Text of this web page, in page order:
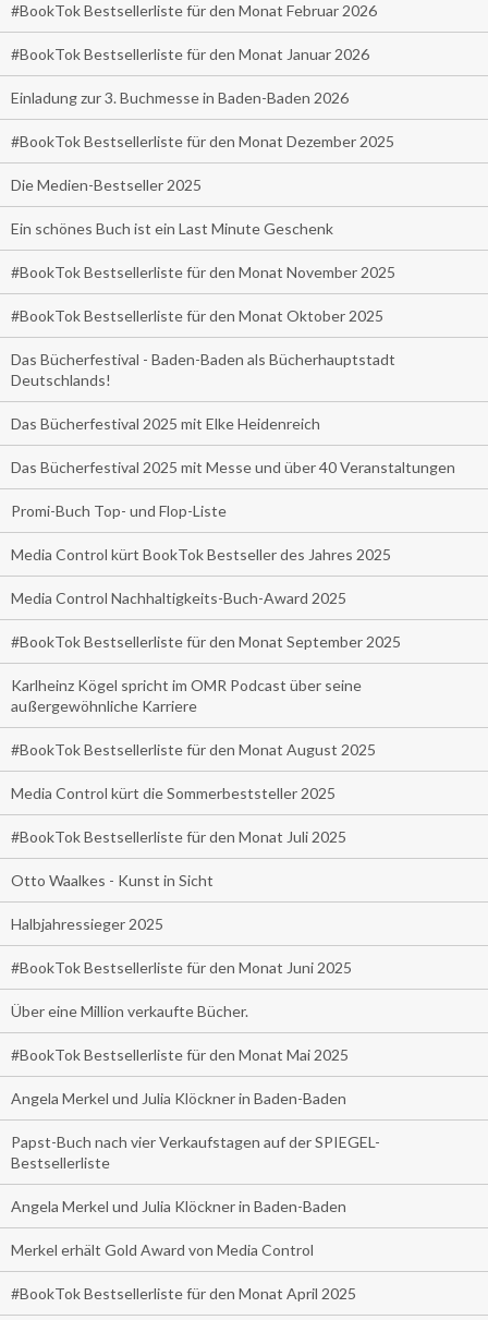
#BookTok Bestsellerliste für den Monat Februar 2026
#BookTok Bestsellerliste für den Monat Januar 2026
Einladung zur 3. Buchmesse in Baden-Baden 2026
#BookTok Bestsellerliste für den Monat Dezember 2025
Die Medien-Bestseller 2025
Ein schönes Buch ist ein Last Minute Geschenk
#BookTok Bestsellerliste für den Monat November 2025
#BookTok Bestsellerliste für den Monat Oktober 2025
Das Bücherfestival - Baden-Baden als Bücherhauptstadt
Deutschlands!
Das Bücherfestival 2025 mit Elke Heidenreich
Das Bücherfestival 2025 mit Messe und über 40 Veranstaltungen
Promi-Buch Top- und Flop-Liste
Media Control kürt BookTok Bestseller des Jahres 2025
Media Control Nachhaltigkeits-Buch-Award 2025
#BookTok Bestsellerliste für den Monat September 2025
Karlheinz Kögel spricht im OMR Podcast über seine
außergewöhnliche Karriere
#BookTok Bestsellerliste für den Monat August 2025
Media Control kürt die Sommerbeststeller 2025
#BookTok Bestsellerliste für den Monat Juli 2025
Otto Waalkes - Kunst in Sicht
Halbjahressieger 2025
#BookTok Bestsellerliste für den Monat Juni 2025
Über eine Million verkaufte Bücher.
#BookTok Bestsellerliste für den Monat Mai 2025
Angela Merkel und Julia Klöckner in Baden-Baden
Papst-Buch nach vier Verkaufstagen auf der SPIEGEL-
Bestsellerliste
Angela Merkel und Julia Klöckner in Baden-Baden
Merkel erhält Gold Award von Media Control
#BookTok Bestsellerliste für den Monat April 2025